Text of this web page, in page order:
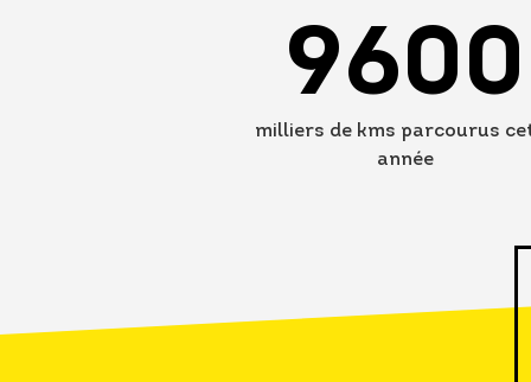
9600
milliers de kms parcourus
année